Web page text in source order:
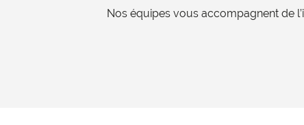
Nos équipes vous accompagnent de